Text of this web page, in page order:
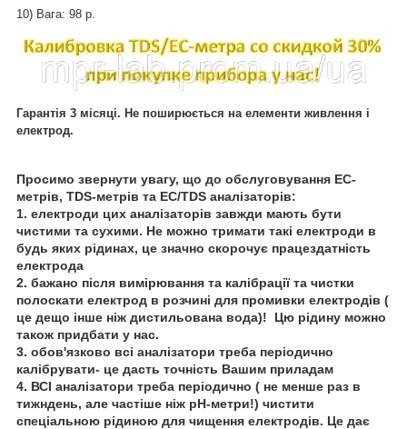
10) Вага: 98 р.
Гарантія 3 місяці. Не поширюється на елементи живлення і
електрод.
Просимо звернути увагу, що до обслуговування EC-
метрів, TDS-метрів та EC/TDS аналізаторів:
1. електроди цих аналізаторів завжди мають бути
чистими та сухими. Не можно тримати такі електроди в
будь яких рідинах, це значно скорочує працездатність
електрода
2. бажано після вимірювання та калібрації та чистки
полоскати електрод в розчині для промивки електродів (
це дещо інше ніж дистильована вода)! Цю рідину можно
також придбати у нас.
3. обов'язково всі аналізатори треба періодично
калібрувати- це дасть точність Вашим приладам
4. ВСІ аналізатори треба періодично ( не менше раз в
тижндень, але частіше ніж рН-метри!) чистити
спеціальною рідиною для чищення електродів. Це дає